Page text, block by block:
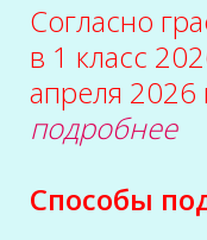
Согласно
в 1 класс
апреля 2026
подробнее
Способы